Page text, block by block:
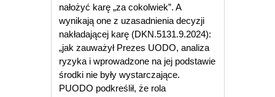
nałożyć karę „za cokolwiek”. A
wynikają one z uzasadnienia decyzji
nakładającej karę (DKN.5131.9.2024):
„jak zauważył Prezes UODO, analiza
ryzyka i wprowadzone na jej podstawie
środki nie były wystarczające.
PUODO podkreślił, że rola